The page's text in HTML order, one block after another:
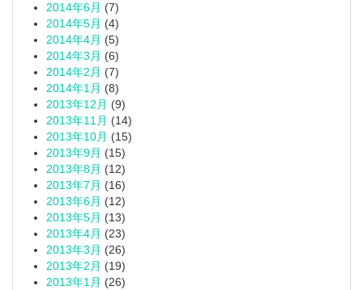
2014年6月 (7)
2014年5月 (4)
2014年4月 (5)
2014年3月 (6)
2014年2月 (7)
2014年1月 (8)
2013年12月 (9)
2013年11月 (14)
2013年10月 (15)
2013年9月 (15)
2013年8月 (12)
2013年7月 (16)
2013年6月 (12)
2013年5月 (13)
2013年4月 (23)
2013年3月 (26)
2013年2月 (19)
2013年1月 (26)